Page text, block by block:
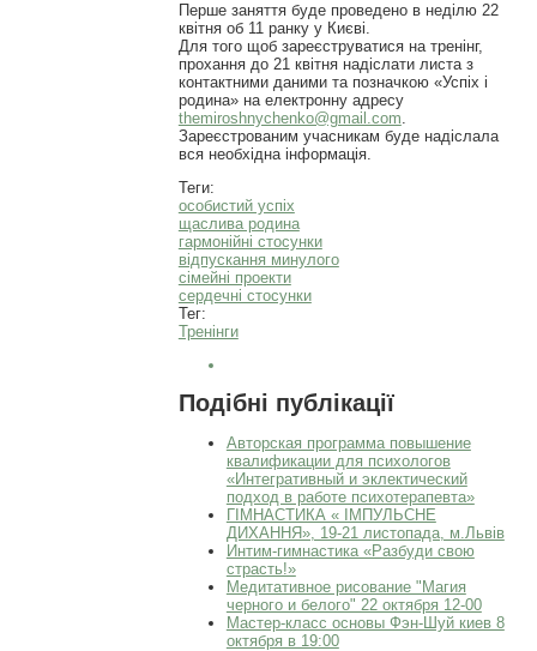
Перше заняття буде проведено в неділю 22
квітня об 11 ранку у Києві.
Для того щоб зареєструватися на тренінг,
прохання до 21 квітня надіслати листа з
контактними даними та позначкою «Успіх і
родина» на електронну адресу
themiroshnychenko@gmail.com.
Зареєстрованим учасникам буде надіслала
вся необхідна інформація.
Теги:
особистий успіх
щаслива родина
гармонійні стосунки
відпускання минулого
сімейні проекти
сердечні стосунки
Тег:
Тренінги
Подібні публікації
Авторская программа повышение
квалификации для психологов
«Интегративный и эклектический
подход в работе психотерапевта»
ГІМНАСТИКА « ІМПУЛЬСНЕ
ДИХАННЯ», 19-21 листопада, м.Львів
Интим-гимнастика «Разбуди свою
страсть!»
Медитативное рисование "Магия
черного и белого" 22 октября 12-00
Мастер-класс основы Фэн-Шуй киев 8
октября в 19:00